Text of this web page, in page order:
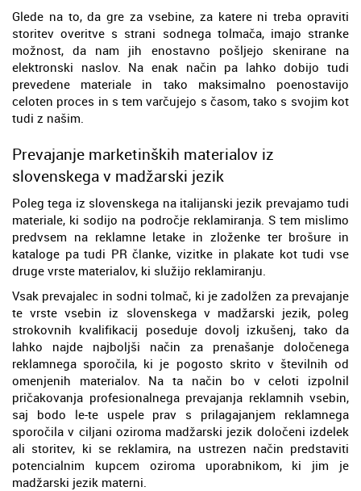
Glede na to, da gre za vsebine, za katere ni treba opraviti
storitev overitve s strani sodnega tolmača, imajo stranke
možnost, da nam jih enostavno pošljejo skenirane na
elektronski naslov. Na enak način pa lahko dobijo tudi
prevedene materiale in tako maksimalno poenostavijo
celoten proces in s tem varčujejo s časom, tako s svojim kot
tudi z našim.
Prevajanje marketinških materialov iz
slovenskega v madžarski jezik
Poleg tega iz slovenskega na italijanski jezik prevajamo tudi
materiale, ki sodijo na področje reklamiranja. S tem mislimo
predvsem na reklamne letake in zloženke ter brošure in
kataloge pa tudi PR članke, vizitke in plakate kot tudi vse
druge vrste materialov, ki služijo reklamiranju.
Vsak prevajalec in sodni tolmač, ki je zadolžen za prevajanje
te vrste vsebin iz slovenskega v madžarski jezik, poleg
strokovnih kvalifikacij poseduje dovolj izkušenj, tako da
lahko najde najboljši način za prenašanje določenega
reklamnega sporočila, ki je pogosto skrito v številnih od
omenjenih materialov. Na ta način bo v celoti izpolnil
pričakovanja profesionalnega prevajanja reklamnih vsebin,
saj bodo le-te uspele prav s prilagajanjem reklamnega
sporočila v ciljani oziroma madžarski jezik določeni izdelek
ali storitev, ki se reklamira, na ustrezen način predstaviti
potencialnim kupcem oziroma uporabnikom, ki jim je
madžarski jezik materni.